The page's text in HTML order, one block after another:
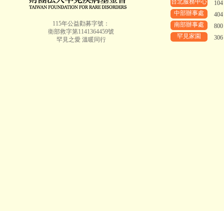
115年公益勸募字號：
衛部救字第1141364459號
罕見之愛 溫暖同行
台北服務中心
中部辦事處
南部辦事處
罕見家園